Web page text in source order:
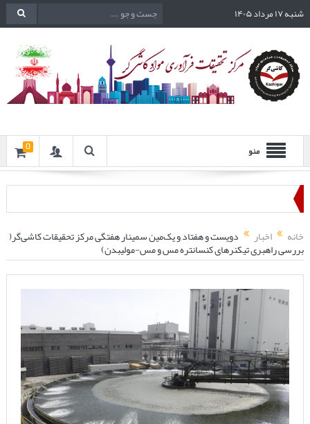
شنبه ۱۷ مرداد ۱۴۰۵
منو 0
خانه اخبار دویست و هفتاد و یک‌مین سمینار هفتگی مرکز تحقیقات کاشی‌گر(
بررسی راهبری تیکنرهای کنسانتره مس و مس-مولیبدن)